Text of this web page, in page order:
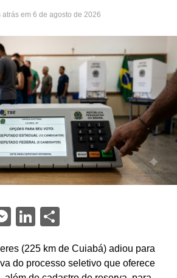
atrás em 6 de agosto de 2026
Messenger
LinkedIn
Share
(225 km de Cuiabá) adiou para
do processo seletivo que oferece